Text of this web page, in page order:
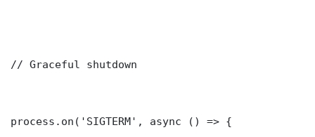
// Graceful shutdown
process.on('SIGTERM', async () => {